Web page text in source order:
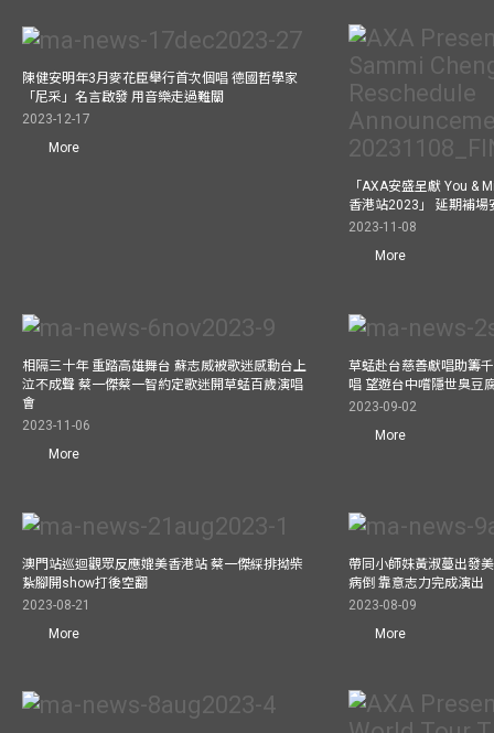
陳健安明年3月麥花臣舉行首次個唱 德國哲學家
「尼采」名言啟發 用音樂走過難關
2023-12-17
More
「AXA安盛呈獻 You &
香港站2023」 延期補場
2023-11-08
More
相隔三十年 重踏高雄舞台 蘇志威被歌迷感動台上
泣不成聲 蔡一傑蔡一智約定歌迷開草蜢百歲演唱
會
2023-11-06
More
草蜢赴台慈善獻唱助籌
唱 望遊台中嚐隱世臭豆
2023-09-02
More
澳門站巡迴觀眾反應媲美香港站 蔡一傑綵排拗柴
紥腳開show打後空翻
2023-08-21
More
帶同小師妹黃淑蔓出發
病倒 靠意志力完成演出
2023-08-09
More